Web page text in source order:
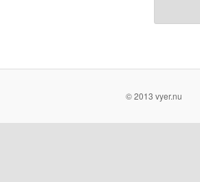
© 2013 vyer.nu